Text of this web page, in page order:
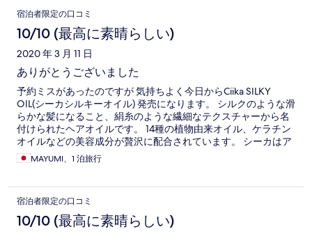
宿泊者限定の口コミ
10/10 (最高に素晴らしい)
2020 年 3 月 11 日
ありがとうございました
予約ミスがあったのですが 気持ちよく今日からCiika SILKY
OIL(シーカシルキーオイル) 発売になります。 シルクのような滑
らかな髪になること、絹糸のような繊細なテクスチャーから名
付けられたヘアオイルです。 14種の植物由来オイル、ケラチン
オイルなどの美容成分が贅沢に配合されています。 シーカはア
ニカやボニカとは別物で、 アニカとボニカは艶を重視だとした
ら、シーカはダメージ補修重視！ なじませると重くなく、さら
MAYUMI、1 泊旅行
宿泊者限定の口コミ
10/10 (最高に素晴らしい)